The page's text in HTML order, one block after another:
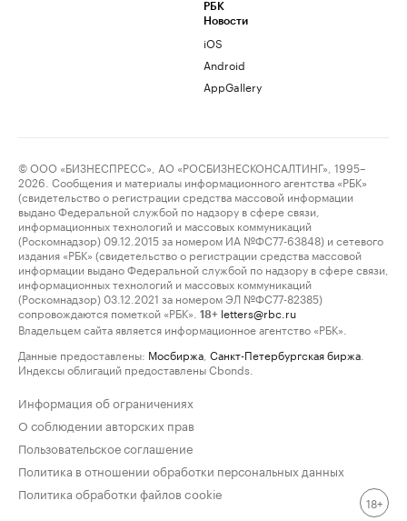
РБК
Новости
iOS
Android
AppGallery
© ООО «БИЗНЕСПРЕСС», АО «РОСБИЗНЕСКОНСАЛТИНГ», 1995–
2026. Сообщения и материалы информационного агентства «РБК»
(свидетельство о регистрации средства массовой информации
выдано Федеральной службой по надзору в сфере связи,
информационных технологий и массовых коммуникаций
(Роскомнадзор) 09.12.2015 за номером ИА №ФС77-63848) и сетевого
издания «РБК» (свидетельство о регистрации средства массовой
информации выдано Федеральной службой по надзору в сфере связи,
информационных технологий и массовых коммуникаций
(Роскомнадзор) 03.12.2021 за номером ЭЛ №ФС77-82385)
сопровождаются пометкой «РБК».
18+ letters@rbc.ru
Владельцем сайта является информационное агентство «РБК».
Данные предоставлены: Мосбиржа Санкт-Петербургская биржа
Индексы облигаций предоставлены Cbonds.
Информация об ограничениях
О соблюдении авторских прав
Пользовательское соглашение
Политика в отношении обработки персональных данных
Политика обработки файлов cookie
18+